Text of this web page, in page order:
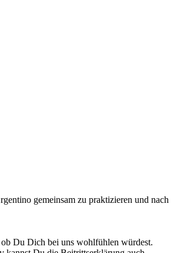
gemeinsam zu praktizieren und nach
Du Dich bei uns wohlfühlen würdest.